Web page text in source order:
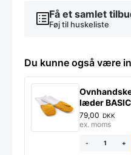
Få et samlet
Føj til huskeliste
Du kunne også være
læder
79,00 DKK
ex. moms
- +